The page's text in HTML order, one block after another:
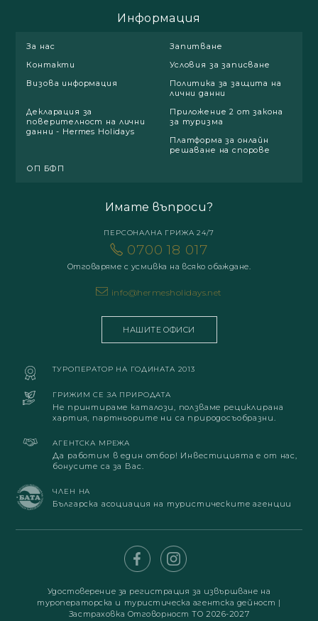
Информация
За нас
Запитване
Контакти
Условия за записване
Визова информация
Политика за защита на
лични данни
Декларация за
поверителност на лични
данни - Hermes Holidays
Приложение 2 от закона
за туризма
Платформа за онлайн
решаване на спорове
ОП БФП
Имате въпроси?
ПЕРСОНАЛНА ГРИЖА 24/7
0700 18 017
Отговаряме с усмивка на всяко обаждане.
info@hermesholidays.net
НАШИТЕ ОФИСИ
ТУРОПЕРАТОР НА ГОДИНАТА 2013
ГРИЖИМ СЕ ЗА ПРИРОДАТА
Не принтираме каталози, ползваме рециклирана
хартия, партньорите ни са природосъобразни.
АГЕНТСКА МРЕЖА
Да работим в един отбор! Инвестицията е от нас,
бонусите са за Вас.
ЧЛЕН НА
Българска асоциация на туристическите агенции
Удостоверение за регистрация за извършване на
туроператорска и туристическа агентска дейност |
Застраховка Отговорност ТО 2026-2027